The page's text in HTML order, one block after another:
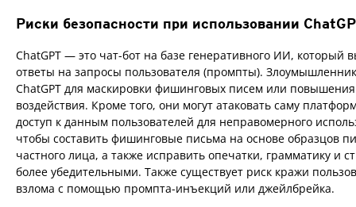
Риски безопасности при использовании
ChatGPT — это чат-бот на базе генеративного ИИ, который
ответы на запросы пользователя (промпты).
ChatGPT для маскировки фишинговых писем или
воздействия. Кроме того, они могут атаковать саму
доступ к данным пользователей для неправомерного
чтобы составить фишинговые письма на основе образцов
частного лица, а также исправить опечатки, грамматику и
более убедительными. Также существует риск кражи
взлома с помощью промпта-инъекций или джейлбрейка.